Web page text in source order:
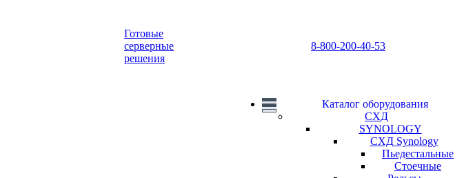
Готовые
серверные
решения
8-800-200-40-53
Каталог оборудования
СХД
SYNOLOGY
СХД Synology
Пьедестальные
Стоечные